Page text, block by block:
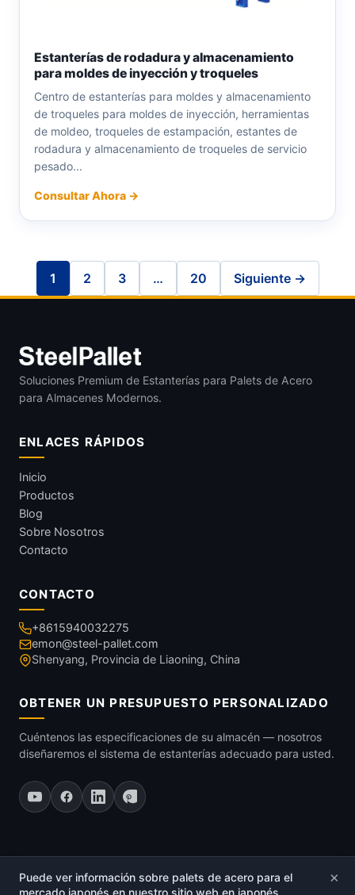
Estanterías de rodadura y almacenamiento
para moldes de inyección y troqueles
Centro de estanterías para moldes y almacenamiento
de troqueles para moldes de inyección, herramientas
de moldeo, troqueles de estampación, estantes de
rodadura y almacenamiento de troqueles de servicio
pesado...
Consultar Ahora →
1 2 3 … 20 Siguiente →
Soluciones Premium de Estanterías para Palets de Acero
para Almacenes Modernos.
ENLACES RÁPIDOS
Inicio
Productos
Blog
Sobre Nosotros
Contacto
CONTACTO
+8615940032275
emon@steel-pallet.com
Shenyang, Provincia de Liaoning, China
OBTENER UN PRESUPUESTO PERSONALIZADO
Cuéntenos las especificaciones de su almacén — nosotros
diseñaremos el sistema de estanterías adecuado para usted.
© 2026Palet de Acero.
Puede ver información sobre palets de acero para el
mercado japonés en nuestro sitio web en japonés.
×